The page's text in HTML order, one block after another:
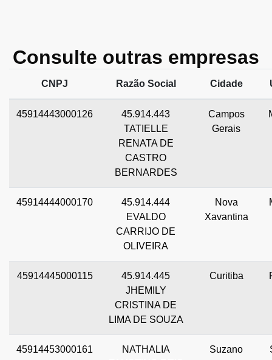
Consulte outras empresas
CNPJ Razão Social Cidade
45914443000126
45.914.443
TATIELLE
RENATA DE
CASTRO
BERNARDES
Campos
Gerais
45914444000170
45.914.444
EVALDO
CARRIJO DE
OLIVEIRA
Nova
Xavantina
45914445000115
45.914.445
JHEMILY
CRISTINA DE
LIMA DE SOUZA
Curitiba
45914453000161
NATHALIA
Suzano